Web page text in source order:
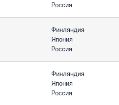
Россия
Финляндия
Япония
Россия
Финляндия
Япония
Россия